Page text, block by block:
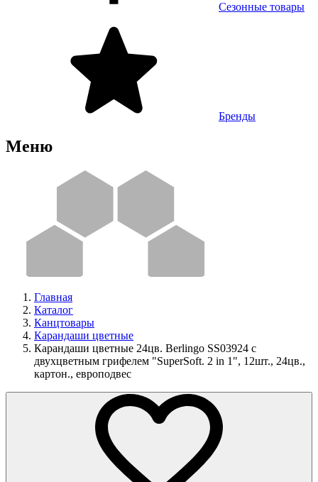
Сезонные товары
Бренды
Меню
Главная
Каталог
Канцтовары
Карандаши цветные
Карандаши цветные 24цв. Berlingo SS03924 с
двухцветным грифелем "SuperSoft. 2 in 1", 12шт., 24цв.,
картон., европодвес